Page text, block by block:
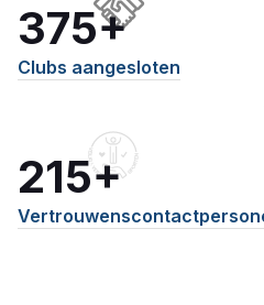
375+
Clubs aangesloten
215+